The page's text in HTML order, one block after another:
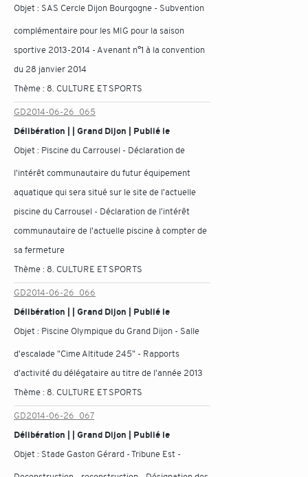
Objet : SAS Cercle Dijon Bourgogne - Subvention
complémentaire pour les MIG pour la saison
sportive 2013-2014 - Avenant n°1 à la convention
du 28 janvier 2014
Thème : 8. CULTURE ET SPORTS
GD2014-06-26_065
Délibération | | Grand Dijon | Publié le
Objet : Piscine du Carrousel - Déclaration de
l'intérêt communautaire du futur équipement
aquatique qui sera situé sur le site de l'actuelle
piscine du Carrousel - Déclaration de l'intérêt
communautaire de l'actuelle piscine à compter de
sa fermeture
Thème : 8. CULTURE ET SPORTS
GD2014-06-26_066
Délibération | | Grand Dijon | Publié le
Objet : Piscine Olympique du Grand Dijon - Salle
d'escalade "Cime Altitude 245" - Rapports
d'activité du délégataire au titre de l'année 2013
Thème : 8. CULTURE ET SPORTS
GD2014-06-26_067
Délibération | | Grand Dijon | Publié le
Objet : Stade Gaston Gérard - Tribune Est -